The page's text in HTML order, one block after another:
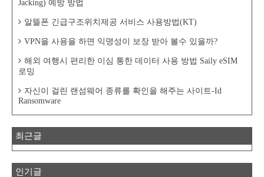
Jacking) 예방 방법
알뜰폰 긴급구조위치제공 서비스 사용방법(KT)
VPN을 사용을 하면 익명성이 보장 받아 볼수 있을까?
해외 여행시 편리한 이심 통한 데이터 사용 방법 Saily eSIM
로밍
자신이 걸린 랜섬웨어 종류를 확인을 해주는 사이트-Id
Ransomware
최근글
인기글